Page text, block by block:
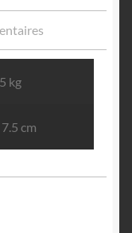
kg
cm